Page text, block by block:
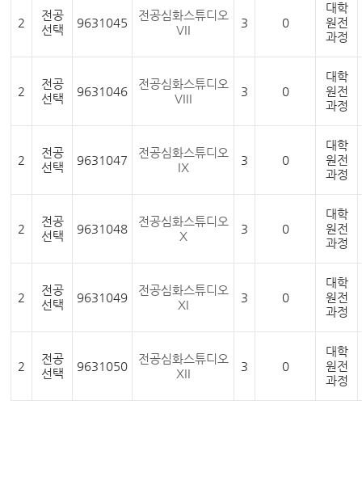
2
전공
선택
9631045
전공심화스튜디오
VII
3 0
대학
원전
과정
2
전공
선택
9631046
전공심화스튜디오
VIII
3 0
대학
원전
과정
2
전공
선택
9631047
전공심화스튜디오
IX
3 0
대학
원전
과정
2
전공
선택
9631048
전공심화스튜디오
X
3 0
대학
원전
과정
2
전공
선택
9631049
전공심화스튜디오
XI
3 0
대학
원전
과정
2
전공
선택
9631050
전공심화스튜디오
XII
3 0
대학
원전
과정